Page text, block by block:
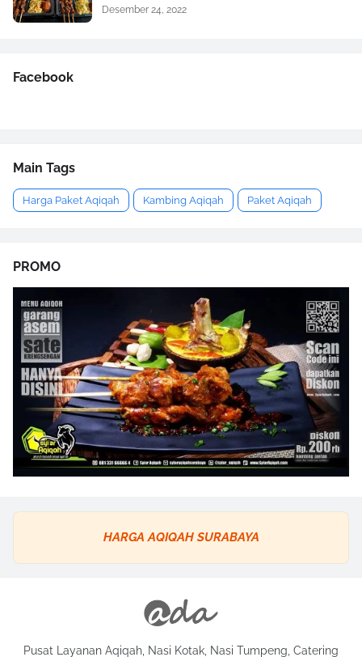
Desember 24, 2022
Facebook
Main Tags
Harga Paket Aqiqah Kambing Aqiqah Paket Aqiqah
PROMO
HARGA AQIQAH SURABAYA
Pusat Layanan Aqiqah, Nasi Kotak, Nasi Tumpeng, Catering